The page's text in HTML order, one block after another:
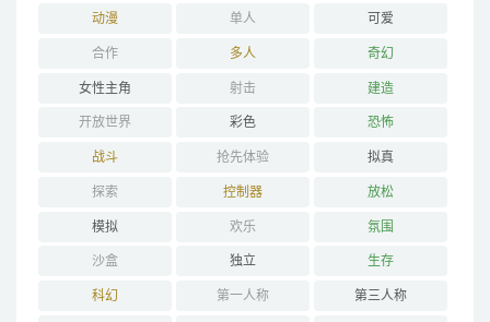
动漫 单人 可爱
合作 多人 奇幻
女性主角 射击 建造
开放世界 彩色 恐怖
战斗 抢先体验 拟真
探索 控制器 放松
模拟 欢乐 氛围
沙盒 独立 生存
科幻 第一人称 第三人称